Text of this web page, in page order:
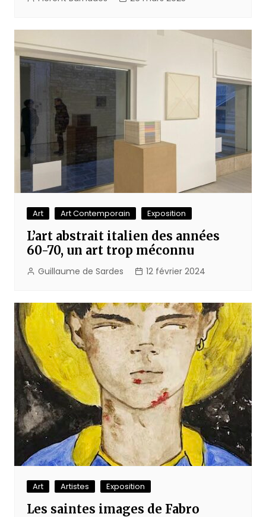
Art Art Contemporain Exposition
L’art abstrait italien des années
60-70, un art trop méconnu
Guillaume de Sardes 12 février 2024
Art Artistes Exposition
Les saintes images de Fabro